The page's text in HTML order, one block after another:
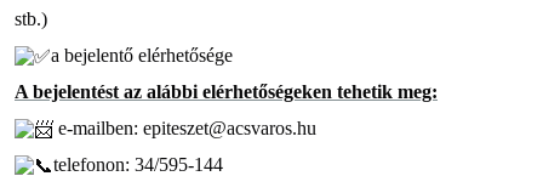
stb.)
a bejelentő elérhetősége
A bejelentést az alábbi elérhetőségeken tehetik meg:
e-mailben: epiteszet@acsvaros.hu
telefonon: 34/595-144